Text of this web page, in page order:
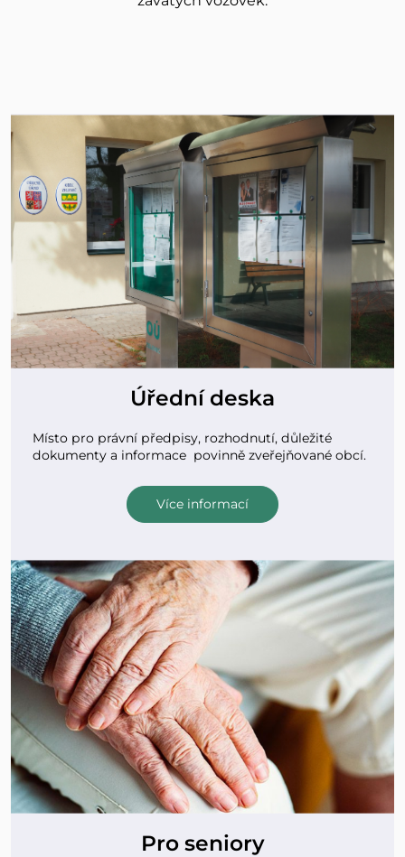
Úřední deska
Místo pro právní předpisy, rozhodnutí, důležité
dokumenty a informace povinně zveřejňované obcí.
Více informací
Pro seniory